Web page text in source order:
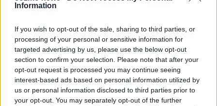
Information
If you wish to opt-out of the sale, sharing to third parties, or
processing of your personal or sensitive information for
targeted advertising by us, please use the below opt-out
section to confirm your selection. Please note that after your
opt-out request is processed you may continue seeing
interest-based ads based on personal information utilized by
us or personal information disclosed to third parties prior to
your opt-out. You may separately opt-out of the further
CHECK UNS AUF FACEBOOK